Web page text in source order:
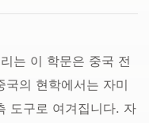
는 이 학문은 중국 전
의 현학에서는 자미
도구로 여겨집니다. 자